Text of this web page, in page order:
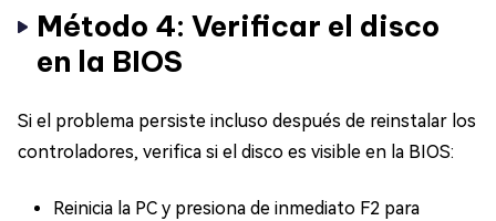
Método 4: Verificar el disco
en la BIOS
Si el problema persiste incluso después de reinstalar los
controladores, verifica si el disco es visible en la BIOS:
Reinicia la PC y presiona de inmediato F2 para